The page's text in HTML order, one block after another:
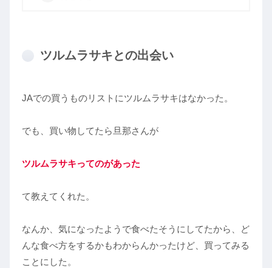
ツルムラサキとの出会い
JAでの買うものリストにツルムラサキはなかった。
でも、買い物してたら旦那さんが
ツルムラサキってのがあった
て教えてくれた。
なんか、気になったようで食べたそうにしてたから、ど
んな食べ方をするかもわからんかったけど、買ってみる
ことにした。